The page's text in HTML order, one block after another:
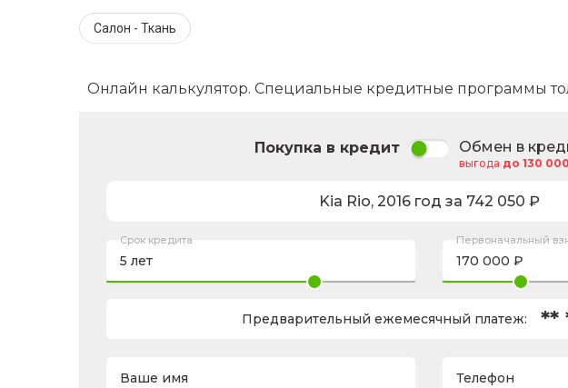
Салон - Ткань
Онлайн калькулятор. Специальные кредитные программы
Покупка в кредит Обмен в
выгода до 130
Kia Rio, 2016год за 742 050 ₽
Срок кредита Первоначальный
Предварительный ежемесячный платеж: **
Ваше имя Телефон